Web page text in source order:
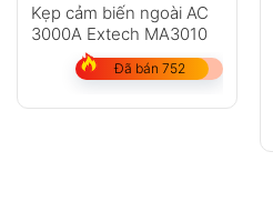
Kẹp cảm biến ngoài AC
3000A Extech MA3010
Đã bán 752